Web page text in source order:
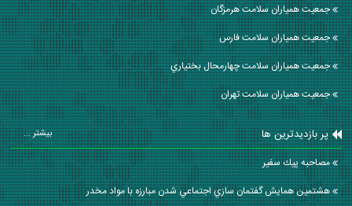
جمعیت همیاران سلامت هرمزگان
جمعیت همیاران سلامت فارس
جمعیت همیاران سلامت چهارمحال بختياري
جمعیت همیاران سلامت تهران
پر بازدیدترین ها بیشتر ...
مصاحبه پيك سفير
هشتمين همايش گفتمان سازي اجتماعي شدن مبارزه با مواد مخدر